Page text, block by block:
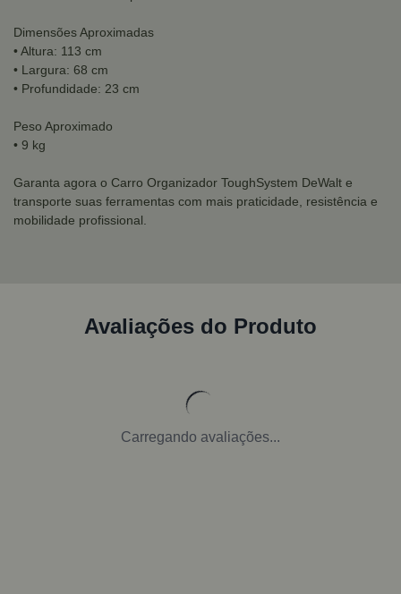
Dimensões Aproximadas
• Altura: 113 cm
• Largura: 68 cm
• Profundidade: 23 cm
Peso Aproximado
• 9 kg
Garanta agora o Carro Organizador ToughSystem DeWalt e
transporte suas ferramentas com mais praticidade, resistência e
mobilidade profissional.
Avaliações do Produto
Carregando avaliações...